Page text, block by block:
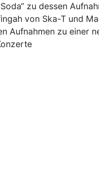
zu dessen
von Ska-T und
Aufnahmen zu einer